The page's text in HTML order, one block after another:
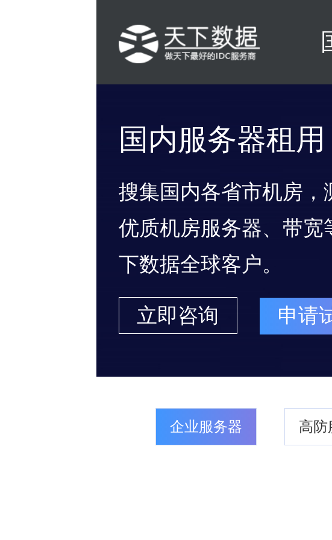
国内服务器租用
搜集国内各省市机房，
优质机房服务器、带宽
下数据全球客户。
立即咨询 申请
企业服务器 高防